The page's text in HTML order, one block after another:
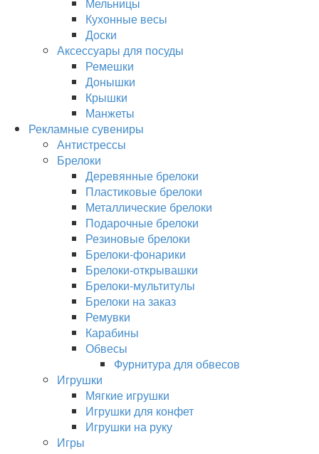
Кухонные весы
Доски
Аксессуары для посуды
Ремешки
Донышки
Крышки
Манжеты
Рекламные сувениры
Антистрессы
Брелоки
Деревянные брелоки
Пластиковые брелоки
Металлические брелоки
Подарочные брелоки
Резиновые брелоки
Брелоки-фонарики
Брелоки-открывашки
Брелоки-мультитулы
Брелоки на заказ
Ремувки
Карабины
Обвесы
Фурнитура для обвесов
Игрушки
Мягкие игрушки
Игрушки для конфет
Игрушки на руку
Игры